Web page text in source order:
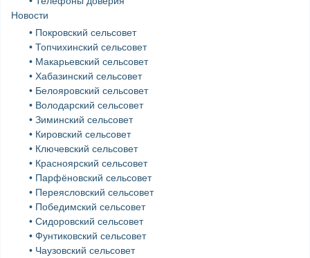
Новости
• Покровский сельсовет
• Топчихинский сельсовет
• Макарьевский сельсовет
• Хабазинский сельсовет
• Белояровский сельсовет
• Володарский сельсовет
• Зиминский сельсовет
• Кировский сельсовет
• Ключевский сельсовет
• Красноярский сельсовет
• Парфёновский сельсовет
• Переясловский сельсовет
• Победимский сельсовет
• Сидоровский сельсовет
• Фунтиковский сельсовет
• Чаузовский сельсовет